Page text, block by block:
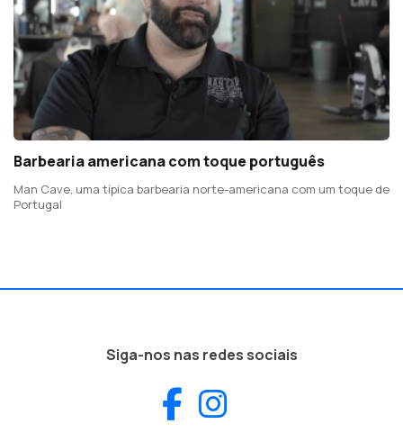
Barbearia americana com toque português
Man Cave, uma típica barbearia norte-americana com um toque de
Portugal
Siga-nos nas redes sociais
Facebook